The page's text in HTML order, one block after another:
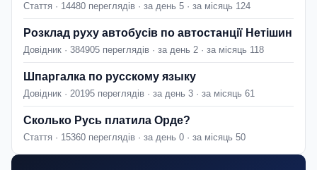
Стаття · 14480 переглядів · за день 5 · за місяць 124
Розклад руху автобусів по автостанції Нетішин
Довідник · 384905 переглядів · за день 2 · за місяць 118
Шпаргалка по русскому языку
Довідник · 20195 переглядів · за день 3 · за місяць 61
Сколько Русь платила Орде?
Стаття · 15360 переглядів · за день 0 · за місяць 50